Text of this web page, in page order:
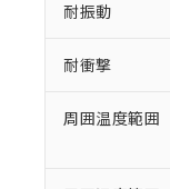
耐振動
耐衝撃
周囲温度範囲